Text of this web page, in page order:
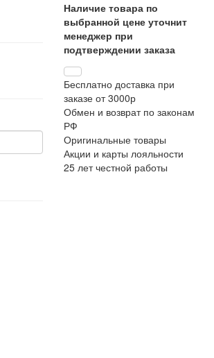
Наличие товара по
выбранной цене уточнит
менеджер при
подтверждении заказа
Бесплатно доставка при
заказе от 3000р
Обмен и возврат по законам
РФ
Оригинальные товары
Акции и карты лояльности
25 лет честной работы